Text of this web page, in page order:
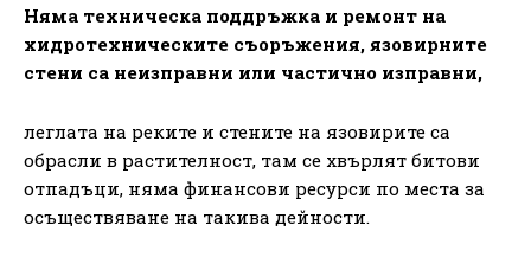
Няма техническа поддръжка и ремонт на
хидротехническите съоръжения, язовирните
стени са неизправни или частично изправни,
леглата на реките и стените на язовирите са
обрасли в растителност, там се хвърлят битови
отпадъци, няма финансови ресурси по места за
осъществяване на такива дейности.